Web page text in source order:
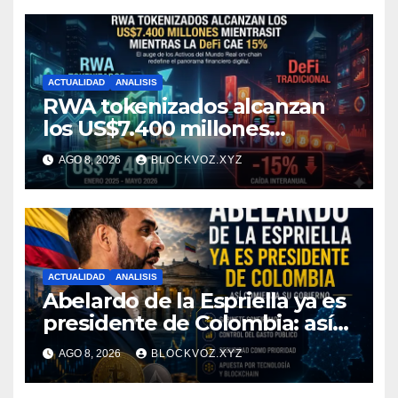
ACTUALIDAD ANALISIS
RWA tokenizados alcanzan
los US$7.400 millones
mientras la DeFi cae 15%
AGO 8, 2026 BLOCKVOZ.XYZ
ACTUALIDAD ANALISIS
Abelardo de la Espriella ya es
presidente de Colombia: así
comienza su gobierno y qué
puede cambiar para la
economía y el sector cripto
AGO 8, 2026 BLOCKVOZ.XYZ